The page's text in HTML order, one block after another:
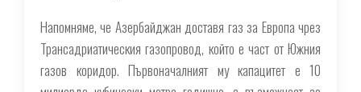
Напомняме, че Азербайджан доставя газ за Европа чрез
Трансадриатическия газопровод, който е част от Южния
газов коридор. Първоначалният му капацитет е 10